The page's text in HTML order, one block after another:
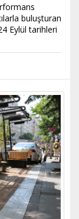
buluşturan
Eylül tarihleri